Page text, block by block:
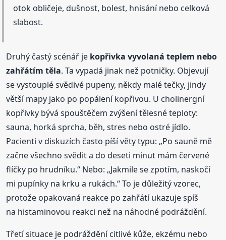
otok obličeje, dušnost, bolest, hnisání nebo celková
slabost.
Druhý častý scénář je kopřivka vyvolaná teplem nebo
zahřátím těla. Ta vypadá jinak než potničky. Objevují
se vystouplé svědivé pupeny, někdy malé tečky, jindy
větší mapy jako po popálení kopřivou. U cholinergní
kopřivky bývá spouštěčem zvýšení tělesné teploty:
sauna, horká sprcha, běh, stres nebo ostré jídlo.
Pacienti v diskuzích často píší věty typu: „Po sauně mě
začne všechno svědit a do deseti minut mám červené
flíčky po hrudníku.“ Nebo: „Jakmile se zpotím, naskočí
mi pupínky na krku a rukách.“ To je důležitý vzorec,
protože opakovaná reakce po zahřátí ukazuje spíš
na histaminovou reakci než na náhodné podráždění.
Třetí situace je podráždění citlivé kůže, ekzému nebo